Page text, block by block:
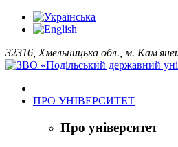
32316, Хмельницька обл., м.
ПРО УНІВЕРСИТЕТ
Про університет